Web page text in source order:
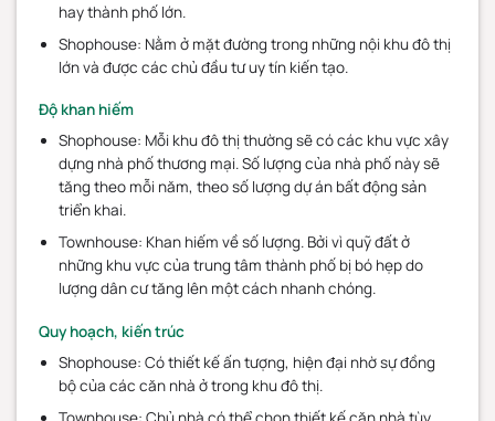
hay thành phố lớn.
Shophouse: Nằm ở mặt đường trong những nội khu đô thị
lớn và được các chủ đầu tư uy tín kiến tạo.
Độ khan hiếm
Shophouse: Mỗi khu đô thị thường sẽ có các khu vực xây
dựng nhà phố thương mại. Số lượng của nhà phố này sẽ
tăng theo mỗi năm, theo số lượng dự án bất động sản
triển khai.
Townhouse: Khan hiếm về số lượng. Bởi vì quỹ đất ở
những khu vực của trung tâm thành phố bị bó hẹp do
lượng dân cư tăng lên một cách nhanh chóng.
Quy hoạch, kiến trúc
Shophouse: Có thiết kế ấn tượng, hiện đại nhờ sự đồng
bộ của các căn nhà ở trong khu đô thị.